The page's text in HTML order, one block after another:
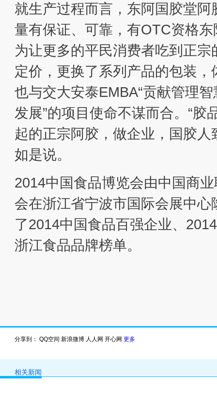
就生产过程而言，东阿国胶堂
量有保证、可靠，有OTC资格
为让更多的平民消费者吃到正
定价，更换了系列产品的包装
也与交大安泰EMBA“贡献管理
发展”的项目使命不谋而合。“
起的正宗阿胶，做企业，国胶
如是说。
2014中国食品博览会由中国商
会在浙江省宁波市国际会展中
了2014中国食品百强企业、
浙江食品品牌榜单。
分享到： QQ空间 新浪微博 人人网 开心网 更多